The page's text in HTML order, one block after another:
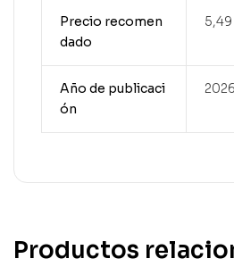
Precio recomen
dado
Año de publicaci
ón
2026
Productos